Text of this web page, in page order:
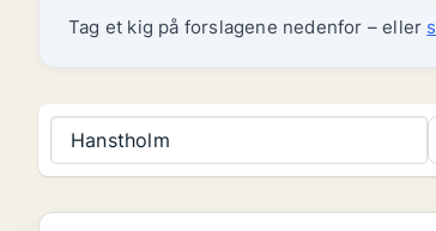
Tag et kig på forslagene nedenfor – eller
Hanstholm
Andelsbolig i Aalborg